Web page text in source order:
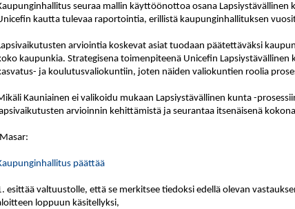
seuraa mallin käyttöönottoa osana Lapsiystävällinen
kautta tulevaa raportointia, erillistä kaupunginhallituksen
arviointia koskevat asiat tuodaan päätettäväksi
kaupunkia. Strategisena toimenpiteenä Unicefin
ja koulutusvaliokuntiin, joten näiden valiokuntien roolia
Kauniainen ei valikoidu mukaan Lapsiystävällinen kunta -
arvioinnin kehittämistä ja seurantaa itsenäisenä
:
päättää
esittää valtuustolle, että se merkitsee tiedoksi edellä olevan
loppuun käsitellyksi,